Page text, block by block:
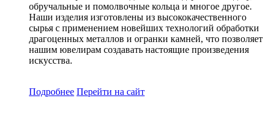
обручальные и помолвочные кольца и многое другое.
Наши изделия изготовлены из высококачественного
сырья с применением новейших технологий обработки
драгоценных металлов и огранки камней, что позволяет
нашим ювелирам создавать настоящие произведения
искусства.
Подробнее Перейти на сайт